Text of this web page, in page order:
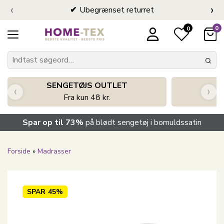
Ubegrænset returret
‹ ›
0 0
SENGETØJS OUTLET
Fra kun 48 kr.
‹ ›
Spar op til 73% på blødt sengetøj i bomuldssatin
Forside » Madrasser
SPAR 45%